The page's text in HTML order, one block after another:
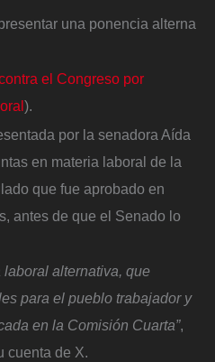
una ponencia alterna
el Congreso por
).
por la senadora Aída
en materia laboral de la
que fue aprobado en
antes de que el Senado lo
laboral alternativa, que
para el pueblo trabajador y
en la Comisión Cuarta”,
cuenta de X.